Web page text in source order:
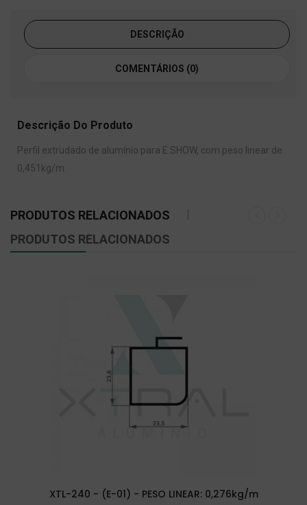
DESCRIÇÃO
COMENTÁRIOS (0)
Descrição Do Produto
Perfil extrudado de alumínio para E.SHOW, com peso linear de
0,451kg/m.
PRODUTOS RELACIONADOS
PRODUTOS RELACIONADOS
XTL-240 - (E-01) - PESO LINEAR: 0,276kg/m